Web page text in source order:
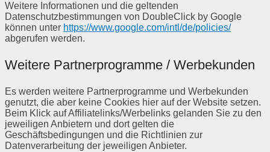
Weitere Informationen und die geltenden
Datenschutzbestimmungen von DoubleClick by Google
können unter https://www.google.com/intl/de/policies/
abgerufen werden.
Weitere Partnerprogramme / Werbekunden
Es werden weitere Partnerprogramme und Werbekunden
genutzt, die aber keine Cookies hier auf der Website setzen.
Beim Klick auf Affiliatelinks/Werbelinks gelanden Sie zu den
jeweiligen Anbietern und dort gelten die
Geschäftsbedingungen und die Richtlinien zur
Datenverarbeitung der jeweiligen Anbieter.